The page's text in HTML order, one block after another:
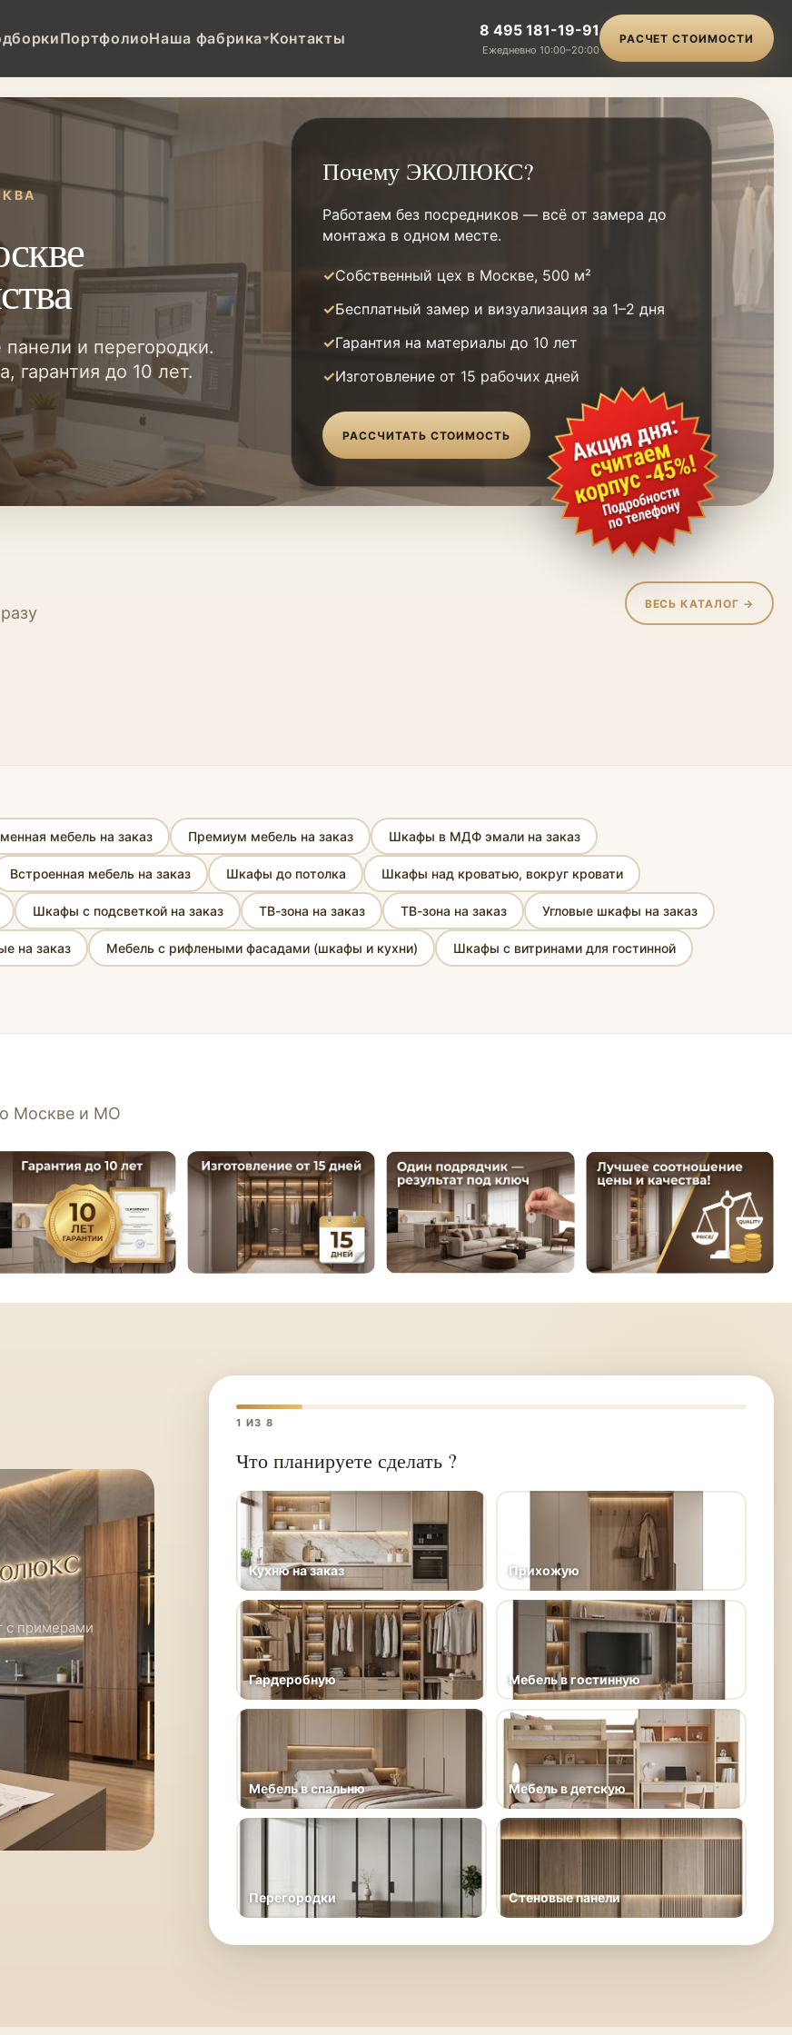
ПортфолиоНаша фабрика Контакты 8 495 181-19-91
Ежедневно 10:00–20:00
РАСЧЕТ СТОИМОСТИ
и перегородки.
гарантия до 10 лет.
Почему ЭКОЛЮКС?
Работаем без посредников — всё от замера до
монтажа в одном месте.
Собственный цех в Москве, 500 м²
Бесплатный замер и визуализация за 1–2 дня
Гарантия на материалы до 10 лет
Изготовление от 15 рабочих дней
РАССЧИТАТЬ СТОИМОСТЬ
ВЕСЬ КАТАЛОГ →
Гостиные
мебель на заказ Премиум мебель на заказ Шкафы в МДФ эмали на заказ
Встроенная мебель на заказ Шкафы до потолка Шкафы над кроватью, вокруг кровати
Шкафы с подсветкой на заказ ТВ-зона на заказ ТВ-зона на заказ Угловые шкафы на заказ
на заказ Мебель с рифлеными фасадами (шкафы и кухни) Шкафы с витринами для гостинной
Москве и МО
с примерами
1 ИЗ 8
Что планируете сделать ?
Кухню на заказ Прихожую
Гардеробную Мебель в гостинную
Мебель в спальню Мебель в детскую
Перегородки Стеновые панели